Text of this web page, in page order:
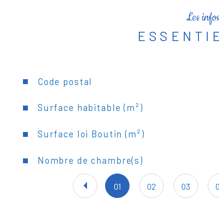
Les infos
Caractéristiques Valeurs
Code postal
Surface habitable (m²)
Surface loi Boutin (m²)
Nombre de chambre(s)
01 02 03